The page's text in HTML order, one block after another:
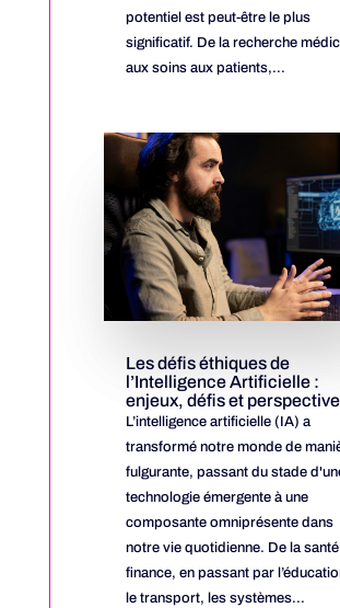
potentiel est peut-être le plus
significatif. De la recherche
aux soins aux patients,...
Les défis éthiques de
l’Intelligence Artificielle :
enjeux, défis et
L’intelligence artificielle (IA) a
transformé notre monde de
fulgurante, passant du stade
technologie émergente à une
composante omniprésente dans
notre vie quotidienne. De la santé
finance, en passant par
le transport, les systèmes...